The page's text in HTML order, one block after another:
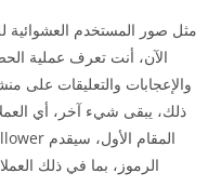
مثل صور المستخدم العشوائية
الآن، أنت تعرف عملية
ذلك، يبقى شيء آخر، أي
الرموز، بما في ذلك